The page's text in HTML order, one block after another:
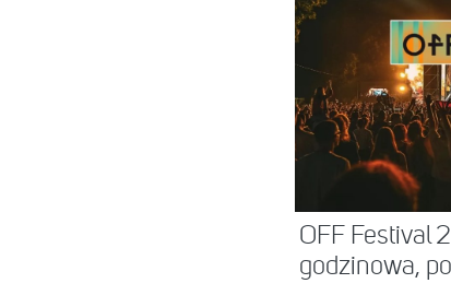
OFF Festival
godzinowa,